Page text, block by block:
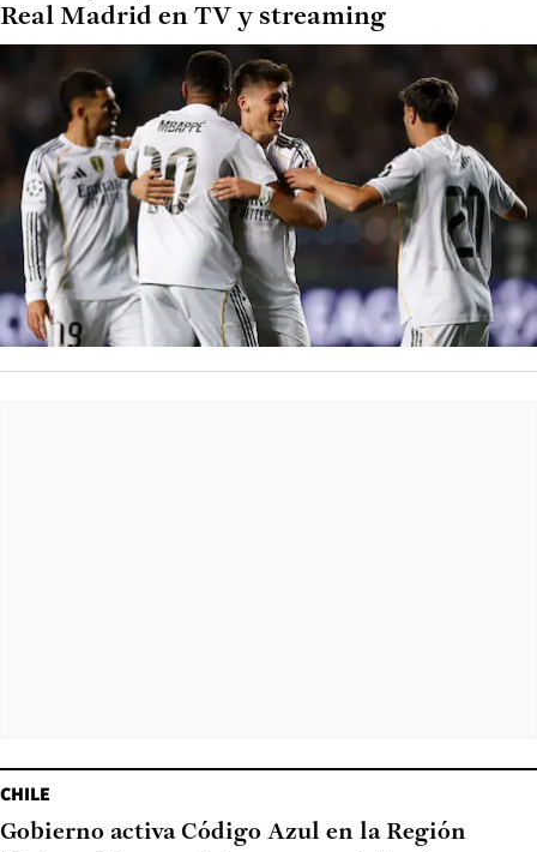
Real Madrid en TV y streaming
CHILE
Gobierno activa Código Azul en la Región